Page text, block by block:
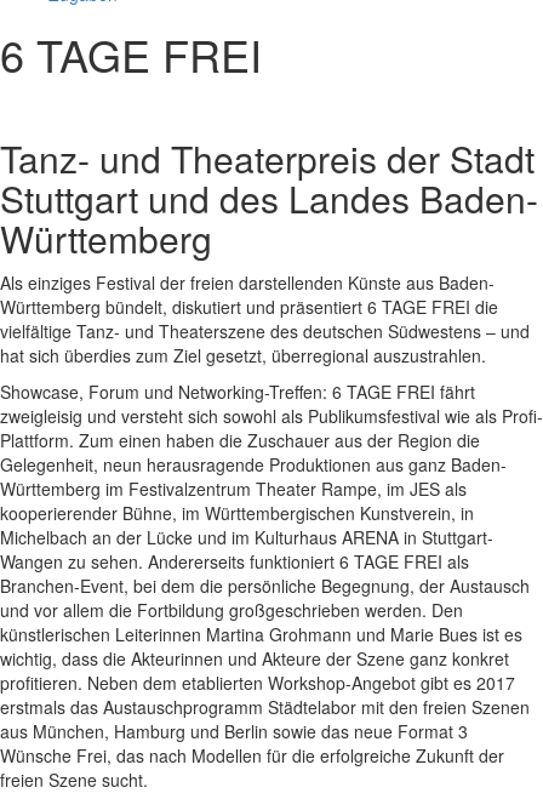
6 TAGE FREI
Tanz- und Theaterpreis der Stadt
Stuttgart und des Landes Baden-
Württemberg
Als einziges Festival der freien darstellenden Künste aus Baden-
Württemberg bündelt, diskutiert und präsentiert 6 TAGE FREI die
vielfältige Tanz- und Theaterszene des deutschen Südwestens – und
hat sich überdies zum Ziel gesetzt, überregional auszustrahlen.
Showcase, Forum und Networking-Treffen: 6 TAGE FREI fährt
zweigleisig und versteht sich sowohl als Publikumsfestival wie als Profi-
Plattform. Zum einen haben die Zuschauer aus der Region die
Gelegenheit, neun herausragende Produktionen aus ganz Baden-
Württemberg im Festivalzentrum Theater Rampe, im JES als
kooperierender Bühne, im Württembergischen Kunstverein, in
Michelbach an der Lücke und im Kulturhaus ARENA in Stuttgart-
Wangen zu sehen. Andererseits funktioniert 6 TAGE FREI als
Branchen-Event, bei dem die persönliche Begegnung, der Austausch
und vor allem die Fortbildung großgeschrieben werden. Den
künstlerischen Leiterinnen Martina Grohmann und Marie Bues ist es
wichtig, dass die Akteurinnen und Akteure der Szene ganz konkret
profitieren. Neben dem etablierten Workshop-Angebot gibt es 2017
erstmals das Austauschprogramm Städtelabor mit den freien Szenen
aus München, Hamburg und Berlin sowie das neue Format 3
Wünsche Frei, das nach Modellen für die erfolgreiche Zukunft der
freien Szene sucht.